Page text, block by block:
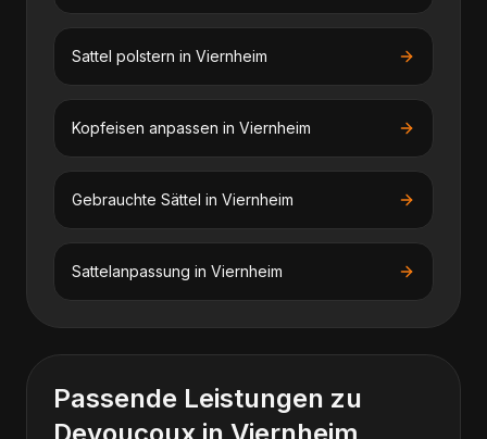
Sattel polstern in Viernheim
Kopfeisen anpassen in Viernheim
Gebrauchte Sättel in Viernheim
Sattelanpassung in Viernheim
Passende Leistungen zu